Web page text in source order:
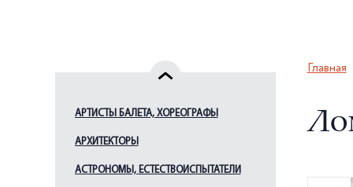
АРТИСТЫ БАЛЕТА, ХОРЕОГРАФЫ
АРХИТЕКТОРЫ
АСТРОНОМЫ, ЕСТЕСТВОИСПЫТАТЕЛИ
Главная